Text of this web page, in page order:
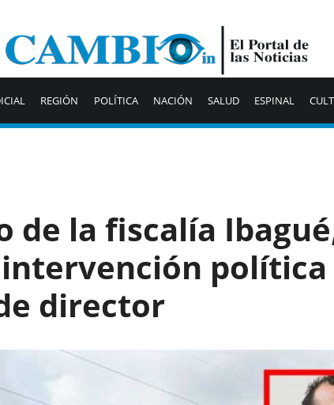
REGIÓN POLÍTICA NACIÓN SALUD ESPINAL
de la fiscalía
política
director